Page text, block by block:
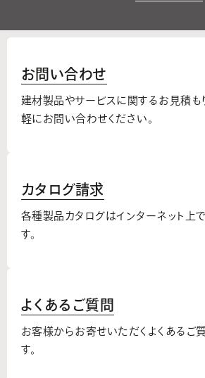
お問い合わせ
建材製品やサービスに関するお見積もり
軽にお問い合わせください。
カタログ請求
各種製品カタログはインターネット上
す。
よくあるご質問
お客様からお寄せいただくよくあるご
す。